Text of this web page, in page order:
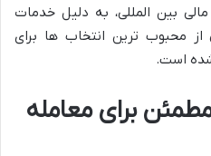
بین المللی، به دلیل خدمات
محبوب ترین انتخاب ها برای
شده است.
مطمئن برای معامله